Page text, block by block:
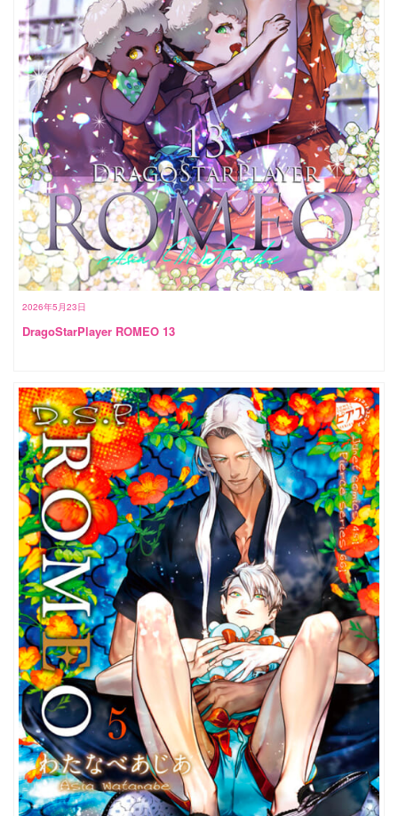
2026年5月23日
DragoStarPlayer ROMEO 13